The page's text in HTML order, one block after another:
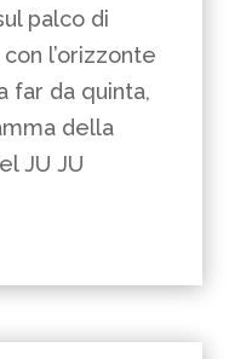
palco di
l’orizzonte
far da quinta,
della
JU JU